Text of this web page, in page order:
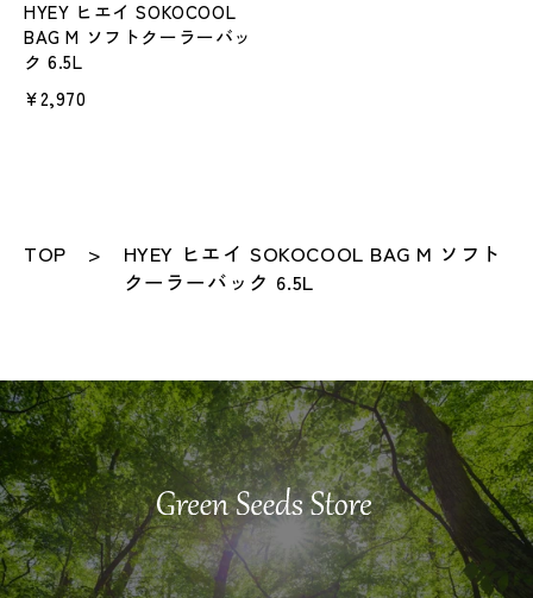
HYEY ヒエイ SOKOCOOL
BAG M ソフトクーラーバッ
ク 6.5L
¥2,970
TOP
HYEY ヒエイ SOKOCOOL BAG M ソフト
クーラーバック 6.5L